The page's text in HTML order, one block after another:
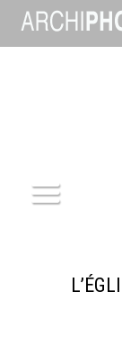
ARCHITECTURE